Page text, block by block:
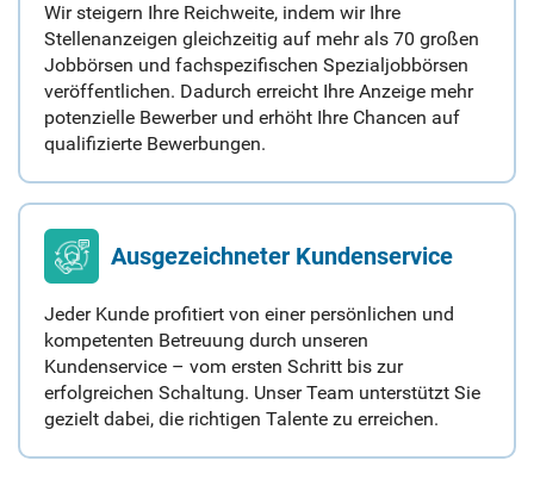
Wir steigern Ihre Reichweite, indem wir Ihre
Stellenanzeigen gleichzeitig auf mehr als 70 großen
Jobbörsen und fachspezifischen Spezialjobbörsen
veröffentlichen. Dadurch erreicht Ihre Anzeige mehr
potenzielle Bewerber und erhöht Ihre Chancen auf
qualifizierte Bewerbungen.
Ausgezeichneter Kundenservice
Jeder Kunde profitiert von einer persönlichen und
kompetenten Betreuung durch unseren
Kundenservice – vom ersten Schritt bis zur
erfolgreichen Schaltung. Unser Team unterstützt Sie
gezielt dabei, die richtigen Talente zu erreichen.